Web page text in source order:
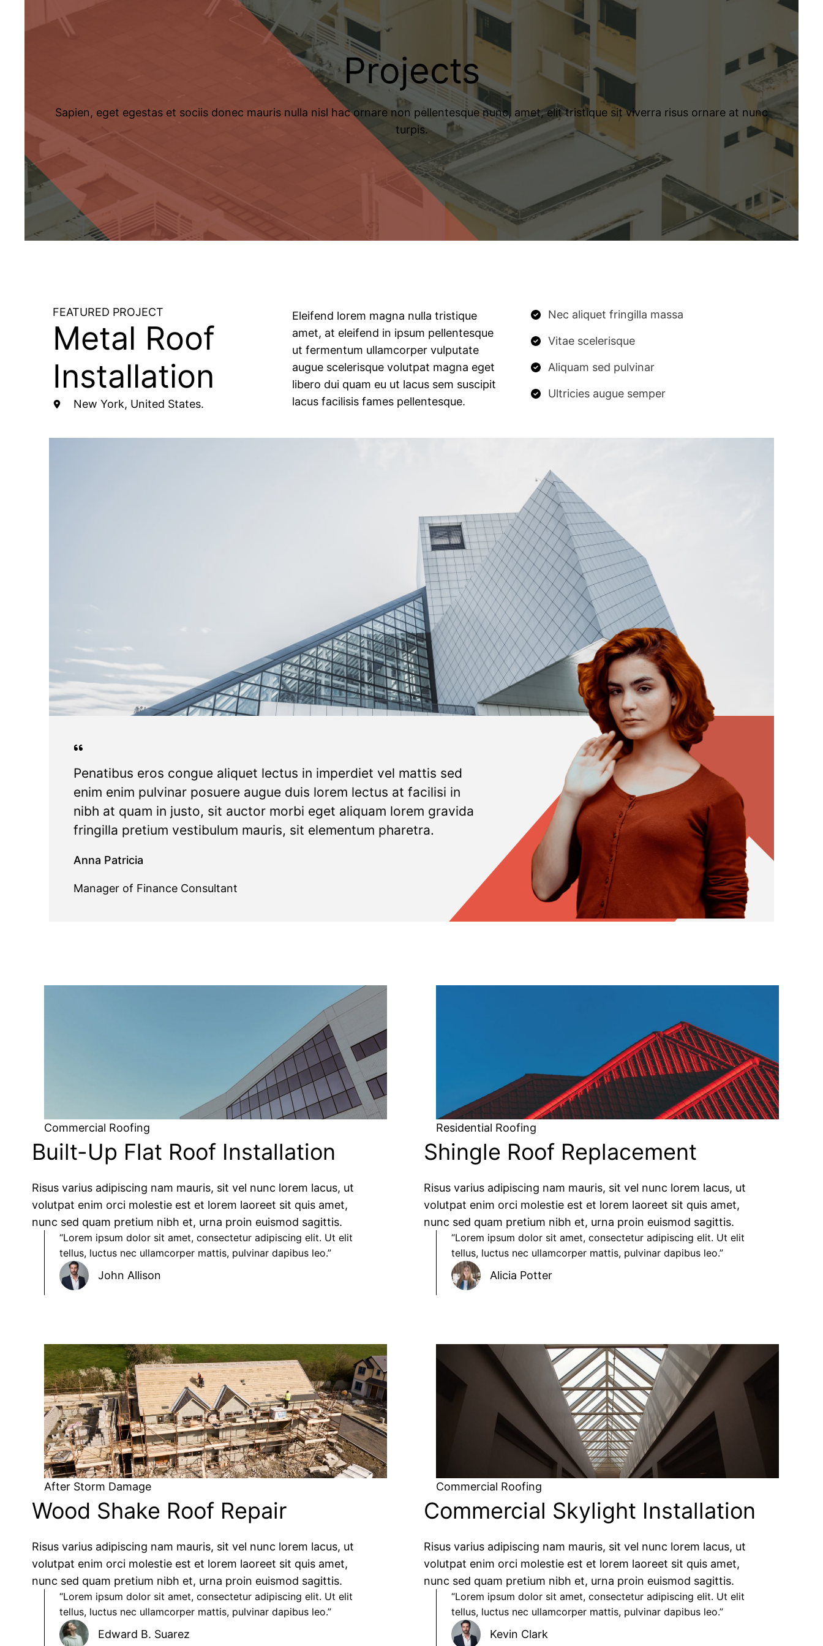
Projects​
Sapien, eget egestas et sociis donec mauris nulla nisl hac ornare non pellentesque nunc, amet, elit tristique sit viverra risus ornare at nunc
turpis.
FEATURED PROJECT​
Metal Roof
Installation​
New York, United States.​
Eleifend lorem magna nulla tristique
amet, at eleifend in ipsum pellentesque
ut fermentum ullamcorper vulputate
augue scelerisque volutpat magna eget
libero dui quam eu ut lacus sem suscipit
lacus facilisis fames pellentesque.
Nec aliquet fringilla massa​
Vitae scelerisque​
Aliquam sed pulvinar​
Ultricies augue semper​
Penatibus eros congue aliquet lectus in imperdiet vel mattis sed
enim enim pulvinar posuere augue duis lorem lectus at facilisi in
nibh at quam in justo, sit auctor morbi eget aliquam lorem gravida
fringilla pretium vestibulum mauris, sit elementum pharetra.​
Anna Patricia​​
Manager of Finance Consultant​
Commercial Roofing
Built-Up Flat Roof Installation
Risus varius adipiscing nam mauris, sit vel nunc lorem lacus, ut
volutpat enim orci molestie est et lorem laoreet sit quis amet,
nunc sed quam pretium nibh et, urna proin euismod sagittis.
“Lorem ipsum dolor sit amet, consectetur adipiscing elit. Ut elit
tellus, luctus nec ullamcorper mattis, pulvinar dapibus leo.”​
John Allison​
After Storm Damage
Wood Shake Roof Repair
Risus varius adipiscing nam mauris, sit vel nunc lorem lacus, ut
volutpat enim orci molestie est et lorem laoreet sit quis amet,
nunc sed quam pretium nibh et, urna proin euismod sagittis.
“Lorem ipsum dolor sit amet, consectetur adipiscing elit. Ut elit
tellus, luctus nec ullamcorper mattis, pulvinar dapibus leo.”​
Edward B. Suarez​
Residential Roofing
Shingle Roof Replacement​
Risus varius adipiscing nam mauris, sit vel nunc lorem lacus, ut
volutpat enim orci molestie est et lorem laoreet sit quis amet,
nunc sed quam pretium nibh et, urna proin euismod sagittis.
“Lorem ipsum dolor sit amet, consectetur adipiscing elit. Ut elit
tellus, luctus nec ullamcorper mattis, pulvinar dapibus leo.”​
Alicia Potter​
Commercial Roofing
Commercial Skylight Installation
Risus varius adipiscing nam mauris, sit vel nunc lorem lacus, ut
volutpat enim orci molestie est et lorem laoreet sit quis amet,
nunc sed quam pretium nibh et, urna proin euismod sagittis.
“Lorem ipsum dolor sit amet, consectetur adipiscing elit. Ut elit
tellus, luctus nec ullamcorper mattis, pulvinar dapibus leo.”​
Kevin Clark​